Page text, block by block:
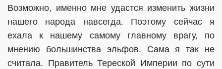
Возможно, именно мне удастся изменить жизни
нашего народа навсегда. Поэтому сейчас я
ехала к нашему самому главному врагу, по
мнению большинства эльфов. Сама я так не
считала. Правитель Тереской Империи по сути